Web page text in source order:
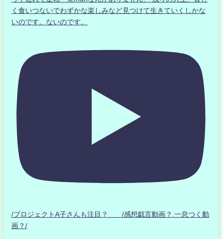
く食いつないでわずかな楽しみなど見つけて生きていくしかな
いのです。ないのです。
/プロジェクトA子さんも注目？ /感想戯言動画？.一息つく動
画？/